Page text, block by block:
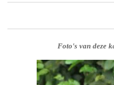
Foto's van deze